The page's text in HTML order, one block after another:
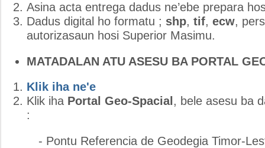
Asina acta entrega dadus ne’ebe prepara
Dadus digital ho formatu ; shp, tif, ecw,
autorizasaun hosi Superior Masimu.
MATADALAN ATU ASESU BA PORTAL
Klik iha ne'e
Klik iha Portal Geo-Spacial , bele asesu ba
:
- Pontu Referencia de Geodegia Timor-